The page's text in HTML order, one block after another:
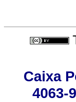
Caixa
4063-